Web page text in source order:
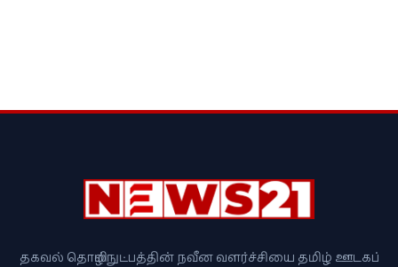
தகவல் தொழில்நுட்பத்தின் நவீன வளர்ச்சியை தமிழ் ஊடகப்